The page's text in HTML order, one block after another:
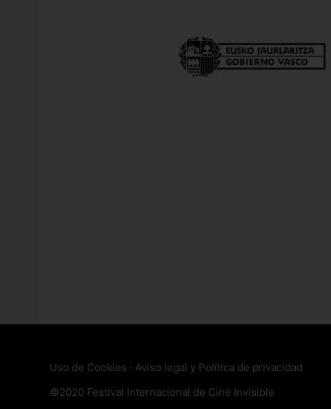
Uso de Cookies · Aviso legal y Política de privacidad
©2020 Festival Internacional de Cine Invisible